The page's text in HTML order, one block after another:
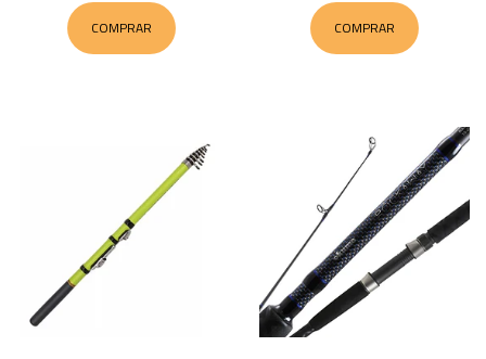
COMPRAR COMPRAR